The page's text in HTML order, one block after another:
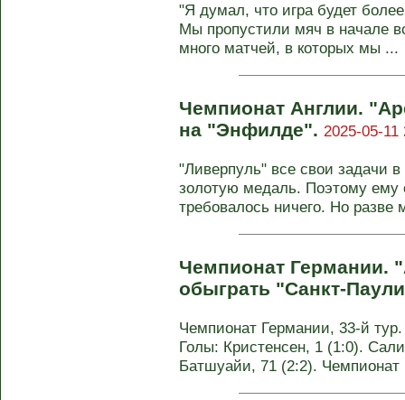
"Я думал, что игра будет
Мы пропустили мяч в начале
много матчей, в которых мы ...
Чемпионат Англии.
на "Энфилде". 2025-05-11
"Ливерпуль" все свои задачи
золотую медаль. Поэтому ему
требовалось ничего. Но разве
Чемпионат Германии.
обыграть "Санкт-
Чемпионат Германии, 33-й
Голы: Кристенсен, 1 (1:0).
Батшуайи, 71 (2:2). Чемпионат